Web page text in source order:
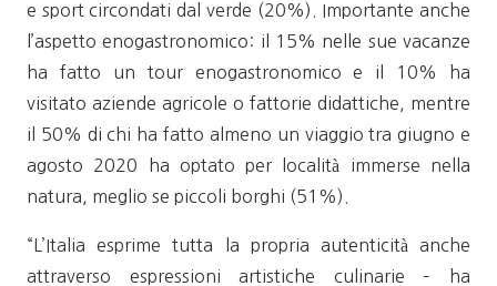
e sport circondati dal verde (20%). Importante anche
l’aspetto enogastronomico: il 15% nelle sue vacanze
ha fatto un tour enogastronomico e il 10% ha
visitato aziende agricole o fattorie didattiche, mentre
il 50% di chi ha fatto almeno un viaggio tra giugno e
agosto 2020 ha optato per località immerse nella
natura, meglio se piccoli borghi (51%).
“L’Italia esprime tutta la propria autenticità anche
attraverso espressioni artistiche culinarie – ha